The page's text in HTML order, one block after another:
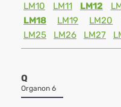
LM10
LM11 LM12
LM18
LM19 LM20
LM25
LM26 LM27
Q
Organon 6